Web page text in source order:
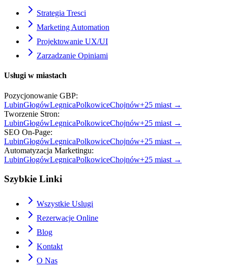
Strategia Tresci
Marketing Automation
Projektowanie UX/UI
Zarzadzanie Opiniami
Usługi w miastach
Pozycjonowanie GBP:
LubinGłogówLegnicaPolkowiceChojnów+25 miast →
Tworzenie Stron:
LubinGłogówLegnicaPolkowiceChojnów+25 miast →
SEO On-Page:
LubinGłogówLegnicaPolkowiceChojnów+25 miast →
Automatyzacja Marketingu:
LubinGłogówLegnicaPolkowiceChojnów+25 miast →
Szybkie Linki
Wszystkie Uslugi
Rezerwacje Online
Blog
Kontakt
O Nas